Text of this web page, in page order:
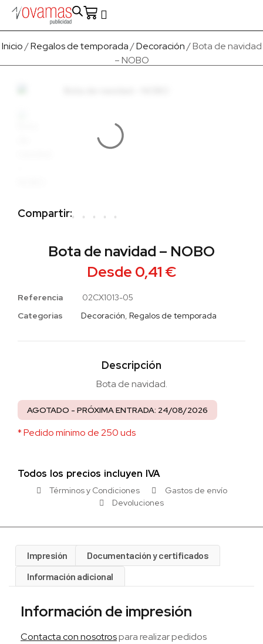
Inicio/Regalos de temporada/Decoración/ Bota de navidad
– NOBO
Bota de navidad – NOBO
Desde 0,41 €
Referencia
02CX1013-05
Categorias
Decoración, Regalos de temporada
Descripción
Bota de navidad.
AGOTADO - PRÓXIMA ENTRADA: 24/08/2026
* Pedido mínimo de 250 uds
Todos los precios incluyen IVA
Términos y Condiciones
Gastos de envío
Devoluciones
Compartir:
Impresión
Documentación y certificados
Información adicional
Información de impresión
Contacta con nosotrospara realizar pedidos